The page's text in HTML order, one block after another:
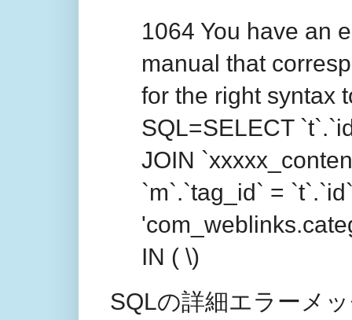
1064 You have an
manual that
for the right syntax
SQL=SELECT
JOIN
`m`.`tag_id` =
IN ( \)
SQLの詳細エラーメ